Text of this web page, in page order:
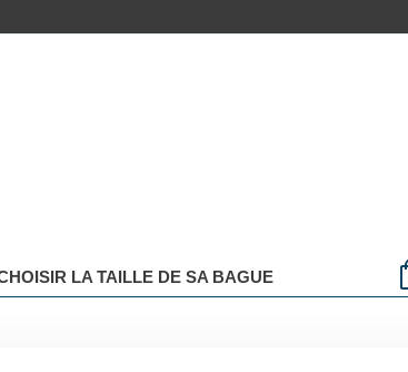
LA TAILLE DE SA BAGUE